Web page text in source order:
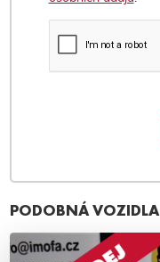
PODOBNÁ VOZIDLA